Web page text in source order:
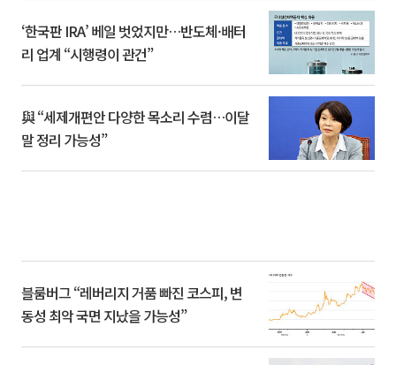
‘한국판 IRA’ 베일 벗었지만…반도체·배터
리 업계 “시행령이 관건”
與 “세제개편안 다양한 목소리 수렴…이달
말 정리 가능성”
블룸버그 “레버리지 거품 빠진 코스피, 변
동성 최악 국면 지났을 가능성”